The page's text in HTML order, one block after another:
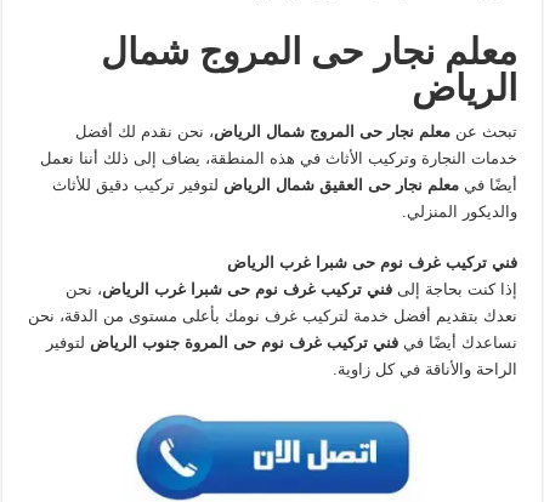
معلم نجار حى المروج شمال
الرياض
تبحث عنمعلم نجار حى المروج شمال الرياض، نحن نقدم لك أفضل
خدمات النجارة وتركيب الأثاث في هذه المنطقة، يضاف إلى ذلك أننا نعمل
أيضًا فيمعلم نجار حى العقيق شمال الرياض لتوفير تركيب دقيق للأثاث
والديكور المنزلي.
فني تركيب غرف نوم حى شبرا غرب الرياض
إذا كنت بحاجة إلىفني تركيب غرف نوم حى شبرا غرب الرياض، نحن
نعدك بتقديم أفضل خدمة لتركيب غرف نومك بأعلى مستوى من الدقة، نحن
نساعدك أيضًا فيفني تركيب غرف نوم حى المروة جنوب الرياض لتوفير
الراحة والأناقة في كل زاوية.